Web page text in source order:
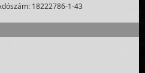
18222786-1-43